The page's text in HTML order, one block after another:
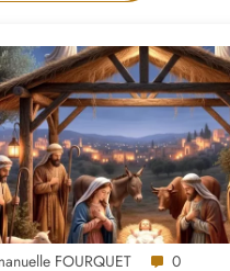
FOURQUET 0